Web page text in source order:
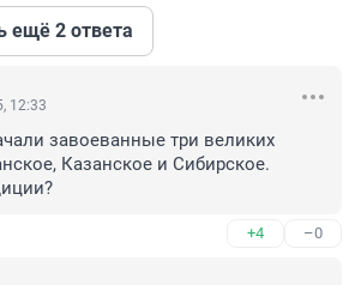
ещё 2 ответа
12:33
завоеванные три великих
Казанское и Сибирское.
+4 –0